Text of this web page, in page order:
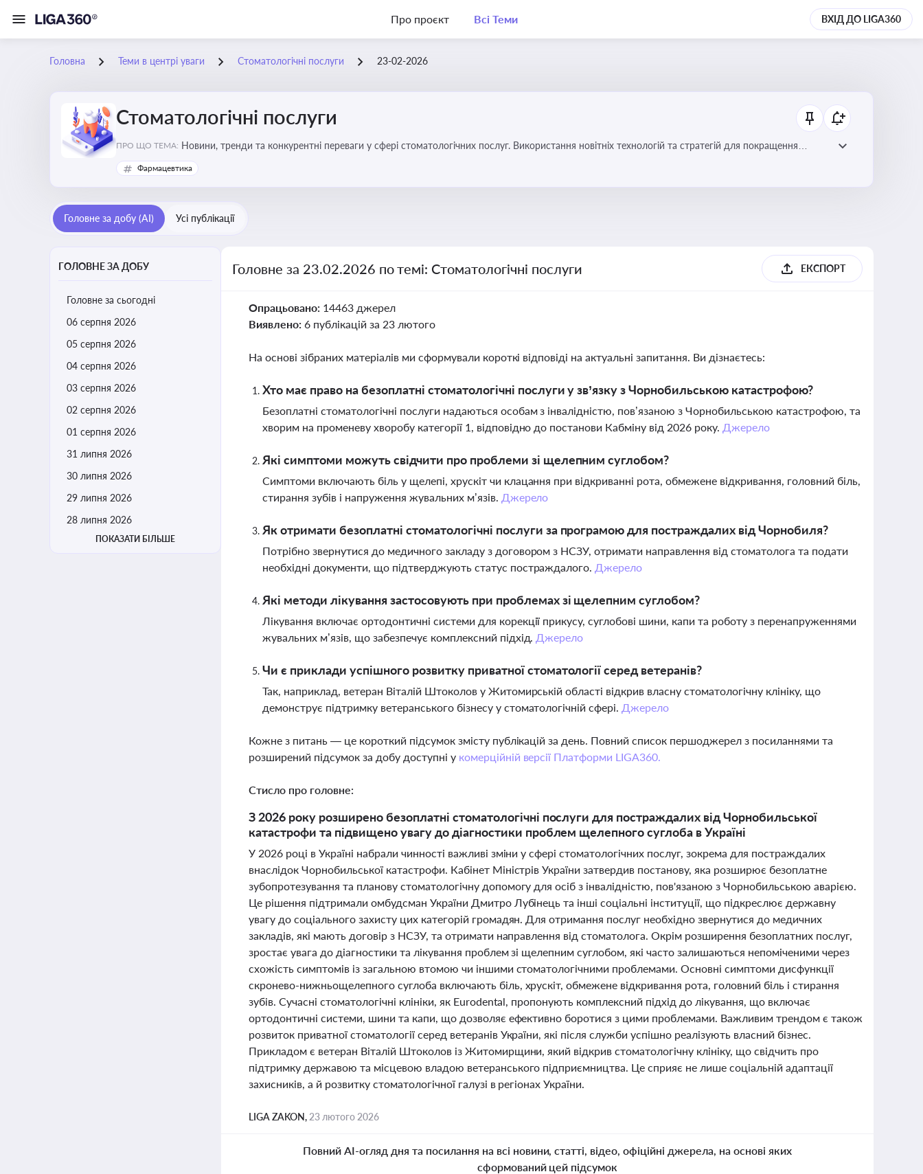
Про проєкт Всі Теми ВХІД ДО LIGA360
Головна Теми в центрі уваги Стоматологічні послуги 23-02-2026
Стоматологічні послуги
ПРО ЩО ТЕМА: Новини, тренди та конкурентні переваги у сфері стоматологічних послуг. Використання новітніх технологій та стратегій для покращення
обслуговування
Фармацевтика
Головне за добу (AI) Усі публікації
ГОЛОВНЕ ЗА ДОБУ
Головне за сьогодні
06 серпня 2026
05 серпня 2026
04 серпня 2026
03 серпня 2026
02 серпня 2026
01 серпня 2026
31 липня 2026
30 липня 2026
29 липня 2026
28 липня 2026
ПОКАЗАТИ БІЛЬШЕ
Головне за 23.02.2026 по темі: Стоматологічні послуги ЕКСПОРТ
Опрацьовано: 14463 джерел
Виявлено: 6 публікацій за 23 лютого
На основі зібраних матеріалів ми сформували короткі відповіді на актуальні запитання. Ви дізнаєтесь:
Хто має право на безоплатні стоматологічні послуги у зв’язку з Чорнобильською катастрофою?
Безоплатні стоматологічні послуги надаються особам з інвалідністю, пов’язаною з Чорнобильською катастрофою, та
хворим на променеву хворобу категорії 1, відповідно до постанови Кабміну від 2026 року. Джерело
Які симптоми можуть свідчити про проблеми зі щелепним суглобом?
Симптоми включають біль у щелепі, хрускіт чи клацання при відкриванні рота, обмежене відкривання, головний біль,
стирання зубів і напруження жувальних м’язів. Джерело
Як отримати безоплатні стоматологічні послуги за програмою для постраждалих від Чорнобиля?
Потрібно звернутися до медичного закладу з договором з НСЗУ, отримати направлення від стоматолога та подати
необхідні документи, що підтверджують статус постраждалого. Джерело
Які методи лікування застосовують при проблемах зі щелепним суглобом?
Лікування включає ортодонтичні системи для корекції прикусу, суглобові шини, капи та роботу з перенапруженнями
жувальних м’язів, що забезпечує комплексний підхід. Джерело
Чи є приклади успішного розвитку приватної стоматології серед ветеранів?
Так, наприклад, ветеран Віталій Штоколов у Житомирській області відкрив власну стоматологічну клініку, що
демонструє підтримку ветеранського бізнесу у стоматологічній сфері. Джерело
Кожне з питань — це короткий підсумок змісту публікацій за день. Повний список першоджерел з посиланнями та
розширений підсумок за добу доступні у комерційній версії Платформи LIGA360.
Стисло про головне:
З 2026 року розширено безоплатні стоматологічні послуги для постраждалих від Чорнобильської
катастрофи та підвищено увагу до діагностики проблем щелепного суглоба в Україні
У 2026 році в Україні набрали чинності важливі зміни у сфері стоматологічних послуг, зокрема для постраждалих
внаслідок Чорнобильської катастрофи. Кабінет Міністрів України затвердив постанову, яка розширює безоплатне
зубопротезування та планову стоматологічну допомогу для осіб з інвалідністю, пов'язаною з Чорнобильською аварією.
Це рішення підтримали омбудсман України Дмитро Лубінець та інші соціальні інституції, що підкреслює державну
увагу до соціального захисту цих категорій громадян. Для отримання послуг необхідно звернутися до медичних
закладів, які мають договір з НСЗУ, та отримати направлення від стоматолога. Окрім розширення безоплатних послуг,
зростає увага до діагностики та лікування проблем зі щелепним суглобом, які часто залишаються непоміченими через
схожість симптомів із загальною втомою чи іншими стоматологічними проблемами. Основні симптоми дисфункції
скронево-нижньощелепного суглоба включають біль, хрускіт, обмежене відкривання рота, головний біль і стирання
зубів. Сучасні стоматологічні клініки, як Eurodental, пропонують комплексний підхід до лікування, що включає
ортодонтичні системи, шини та капи, що дозволяє ефективно боротися з цими проблемами. Важливим трендом є також
розвиток приватної стоматології серед ветеранів України, які після служби успішно реалізують власний бізнес.
Прикладом є ветеран Віталій Штоколов із Житомирщини, який відкрив стоматологічну клініку, що свідчить про
підтримку державою та місцевою владою ветеранського підприємництва. Це сприяє не лише соціальній адаптації
захисників, а й розвитку стоматологічної галузі в регіонах України.
LIGA ZAKON, 23 лютого 2026
Повний AI-огляд дня та посилання на всі новини, статті, відео, офіційні джерела, на основі яких
сформований цей підсумок